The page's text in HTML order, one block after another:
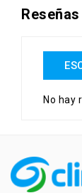
Reseñas
No hay